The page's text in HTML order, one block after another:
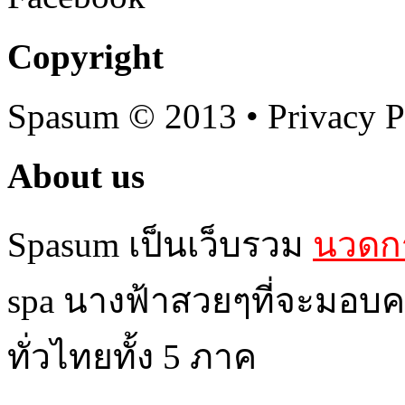
Copyright
Spasum © 2013 • Privacy
About us
Spasum เป็นเว็บรวม นวด
spa นางฟ้าสวยๆที่จะมอ
ทั่วไทยทั้ง 5 ภาค